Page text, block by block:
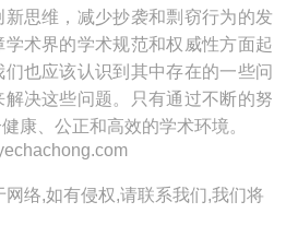
思维，减少抄袭和剽窃行为的发
界的学术规范和权威性方面起
也应该认识到其中存在的一些问
决这些问题。只有通过不断的努
康、公正和高效的学术环境。
络,如有侵权,请联系我们,我们将